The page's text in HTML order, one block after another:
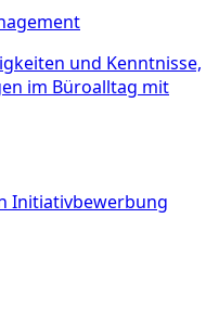
und Kenntnisse,
im Büroalltag mit
Initiativbewerbung